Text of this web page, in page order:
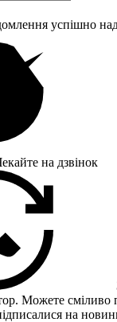
успішно
на дзвінок
Можете сміливо
на